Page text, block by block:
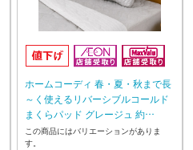
ホームコーディ 春・夏・秋まで長
～く使えるリバーシブルコールド
まくらパッド グレージュ 約
45×65cm
この商品にはバリエーションがありま
す。